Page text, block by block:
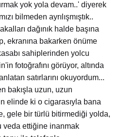
yok yola devam..' diyerek
bilmeden ayrılışmıştık..
dağınık halde başına
ekranına bakarken önüme
sahiplerinden yolcu
fotoğrafını görüyor, altında
satırlarını okuyordum...
bakışla uzun, uzun
elinde ki o cigarasıyla bana
gele bir türlü bitirmediği yolda,
veda ettiğine inanmak